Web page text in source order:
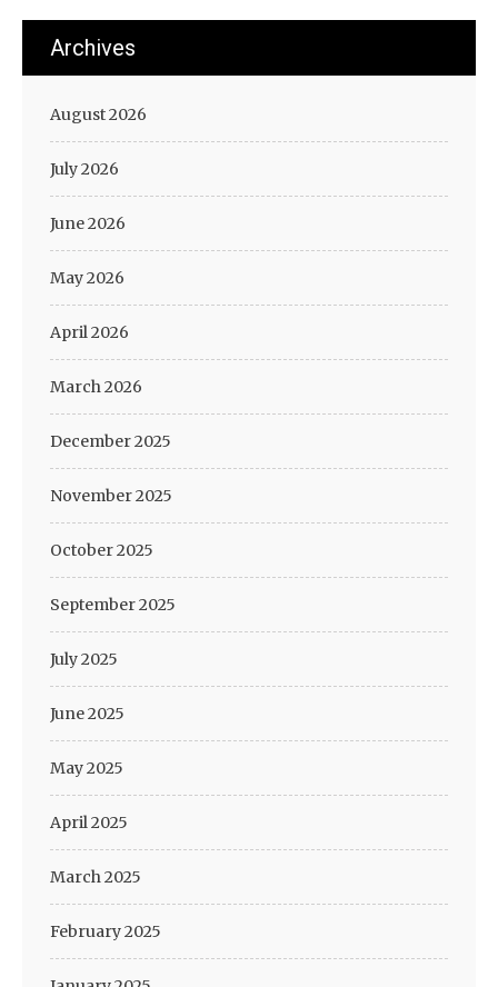
Archives
August 2026
July 2026
June 2026
May 2026
April 2026
March 2026
December 2025
November 2025
October 2025
September 2025
July 2025
June 2025
May 2025
April 2025
March 2025
February 2025